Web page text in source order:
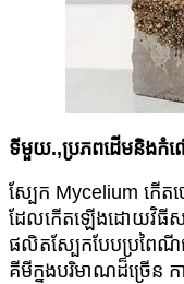
ទីមួយ.,ប្រភពដើមនិងកំ
ស្បែក Mycelium កើតច
ដែលកើតឡើងដោយវិធីស
ផលិតស្បែកបែបប្រពៃណីជ
គីមីក្នុងបរិមាណដ៏ច្រើន ក